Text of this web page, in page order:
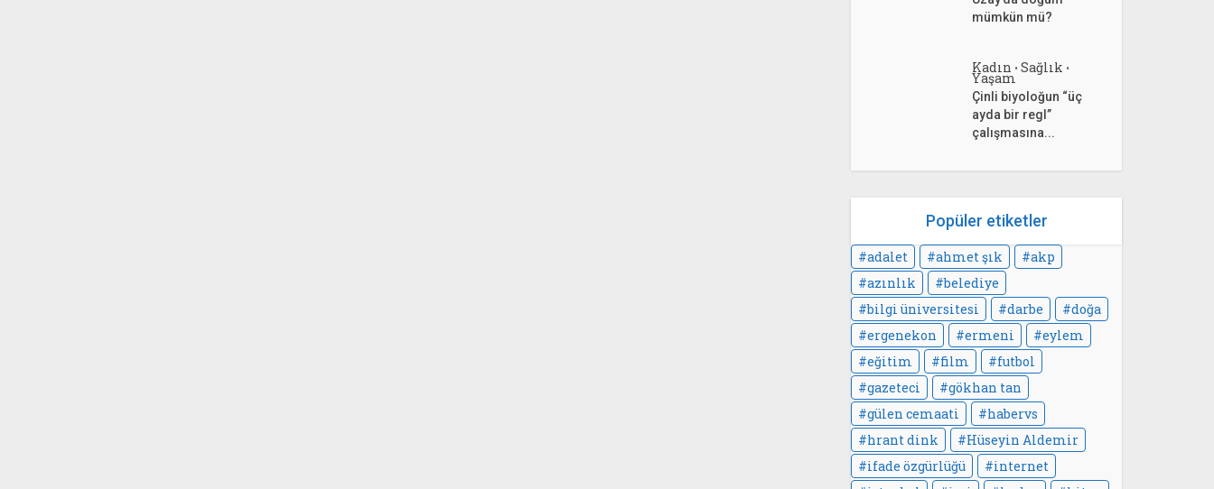
mümkün mü?
Kadın • Sağlık •
Yaşam
Çinli biyoloğun “üç
ayda bir regl”
çalışmasına...
Popüler etiketler
adalet ahmet şık
akp
azınlık
belediye
bilgi üniversitesi
darbe
doğa
ergenekon
ermeni
eylem
eğitim
film
futbol
gazeteci
gökhan tan
gülen cemaati
habervs
hrant dink
Hüseyin Aldemir
ifade özgürlüğü
internet